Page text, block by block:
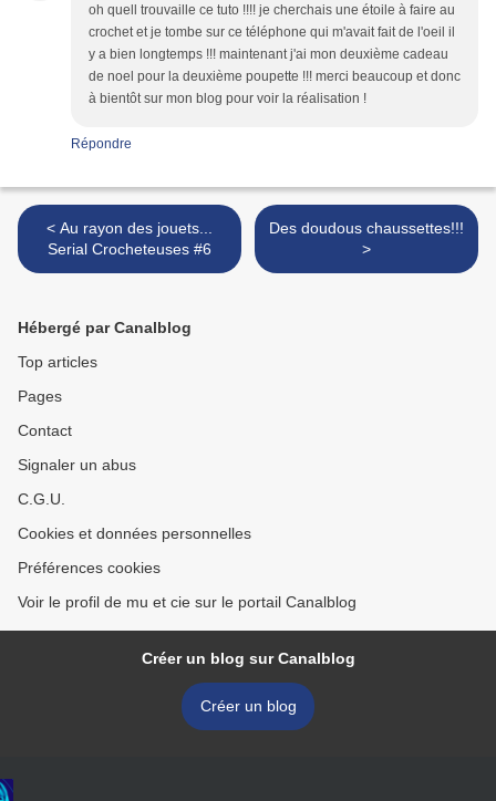
oh quell trouvaille ce tuto !!!! je cherchais une étoile à faire au
crochet et je tombe sur ce téléphone qui m'avait fait de l'oeil il
y a bien longtemps !!! maintenant j'ai mon deuxième cadeau
de noel pour la deuxième poupette !!! merci beaucoup et donc
à bientôt sur mon blog pour voir la réalisation !
Répondre
< Au rayon des jouets...
Serial Crocheteuses #6
Des doudous chaussettes!!!
>
Hébergé par Canalblog
Top articles
Pages
Contact
Signaler un abus
C.G.U.
Cookies et données personnelles
Préférences cookies
Voir le profil de mu et cie sur le portail Canalblog
Créer un blog sur Canalblog
Créer un blog